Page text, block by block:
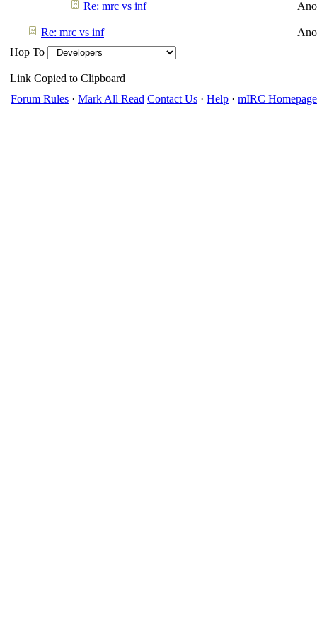
Re: mrc vs inf
Re: mrc vs inf
Hop To
Link Copied to Clipboard
Forum Rules · Mark All Read Contact Us · Help · mIRC Homepage